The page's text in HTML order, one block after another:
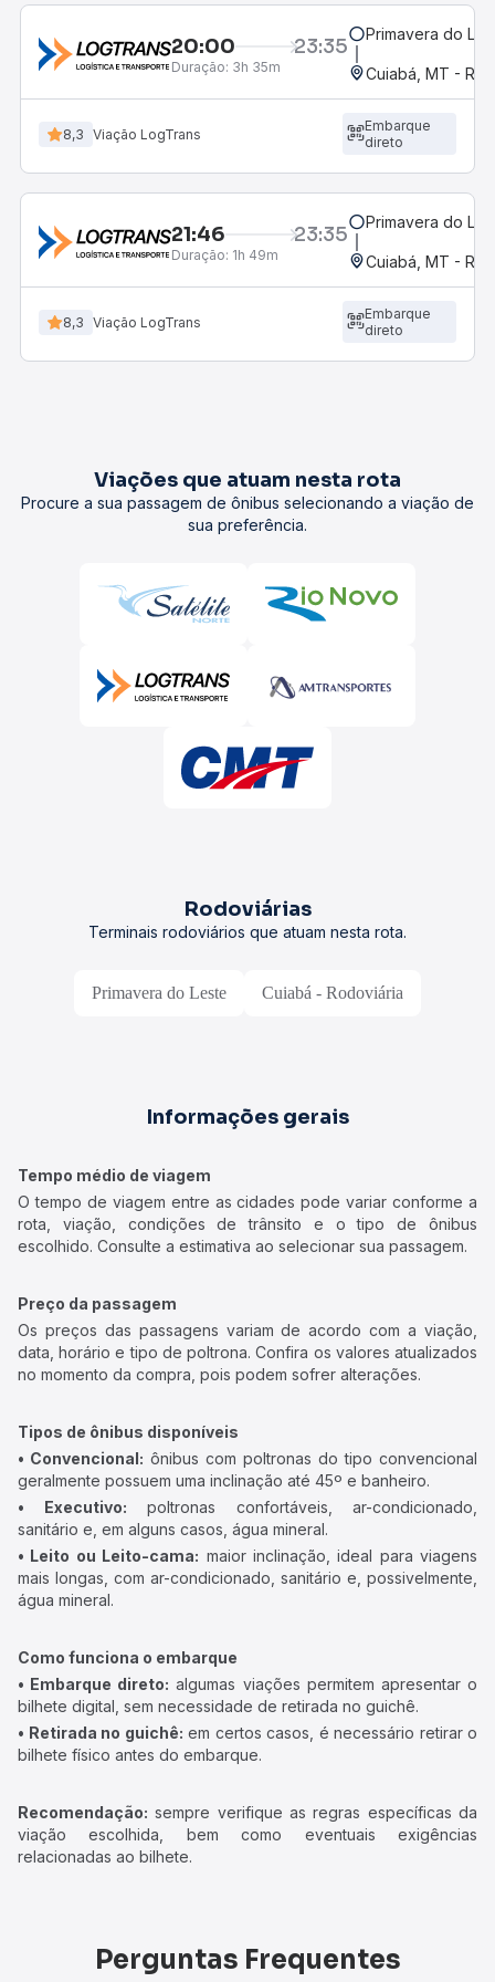
20:00 23:35
Duração: 3h 35m
Primavera do
Cuiabá, MT -
8,3 Viação LogTrans
Embarque
direto
21:46 23:35
Duração: 1h 49m
Primavera do
Cuiabá, MT -
8,3 Viação LogTrans
Embarque
direto
Viações que atuam nesta rota
Procure a sua passagem de ônibus selecionando a viação de
sua preferência.
Rodoviárias
Terminais rodoviários que atuam nesta rota.
Primavera do Leste Cuiabá - Rodoviária
Informações gerais
Tempo médio de viagem
O tempo de viagem entre as cidades pode variar conforme a
rota, viação, condições de trânsito e o tipo de ônibus
escolhido. Consulte a estimativa ao selecionar sua passagem.
Preço da passagem
Os preços das passagens variam de acordo com a viação,
data, horário e tipo de poltrona. Confira os valores atualizados
no momento da compra, pois podem sofrer alterações.
Tipos de ônibus disponíveis
• Convencional: ônibus com poltronas do tipo convencional
geralmente possuem uma inclinação até 45º e banheiro.
• Executivo: poltronas confortáveis, ar-condicionado,
sanitário e, em alguns casos, água mineral.
• Leito ou Leito-cama: maior inclinação, ideal para viagens
mais longas, com ar-condicionado, sanitário e, possivelmente,
água mineral.
Como funciona o embarque
• Embarque direto: algumas viações permitem apresentar o
bilhete digital, sem necessidade de retirada no guichê.
• Retirada no guichê: em certos casos, é necessário retirar o
bilhete físico antes do embarque.
Recomendação: sempre verifique as regras específicas da
viação escolhida, bem como eventuais exigências
relacionadas ao bilhete.
Perguntas Frequentes